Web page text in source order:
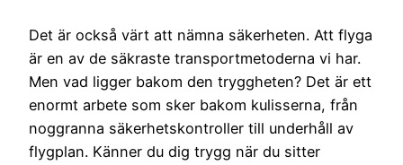
Det är också värt att nämna säkerheten. Att flyga
är en av de säkraste transportmetoderna vi har.
Men vad ligger bakom den tryggheten? Det är ett
enormt arbete som sker bakom kulisserna, från
noggranna säkerhetskontroller till underhåll av
flygplan. Känner du dig trygg när du sitter